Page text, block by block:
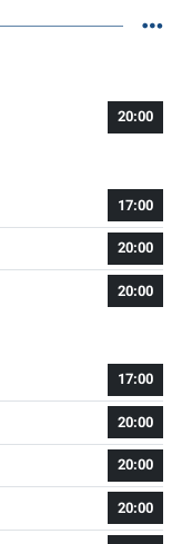
20:00
17:00
20:00
20:00
17:00
20:00
20:00
20:00